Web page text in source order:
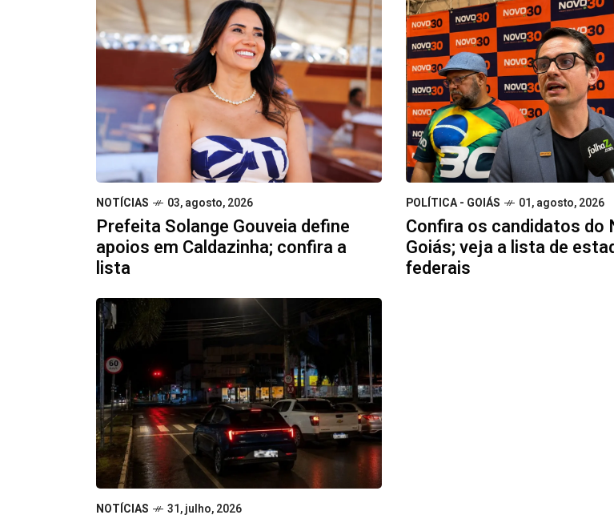
NOTÍCIAS 03, agosto, 2026
Prefeita Solange Gouveia define
apoios em Caldazinha; confira a
lista
POLÍTICA - GOIÁS 01, agosto, 2026
Confira os candidatos do
Goiás; veja a lista de
federais
NOTÍCIAS 31, julho, 2026